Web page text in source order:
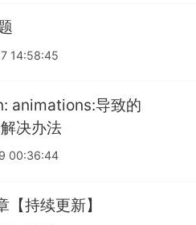
14:58:45
animations:导致的
决办法
00:36:44
持续更新】